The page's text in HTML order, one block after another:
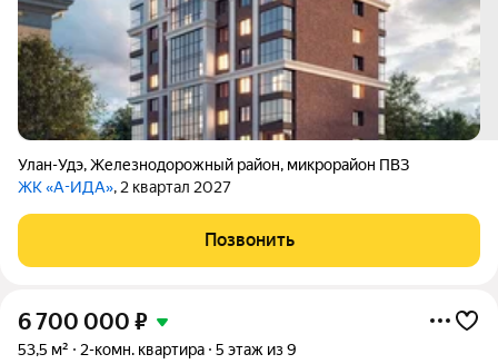
Улан-Удэ,Железнодорожный район, микрорайон ПВЗ
ЖК «А-ИДА», 2 квартал 2027
Позвонить
6 700 000 ₽
53,5 м² 2-комн. квартира 5 этаж из 9